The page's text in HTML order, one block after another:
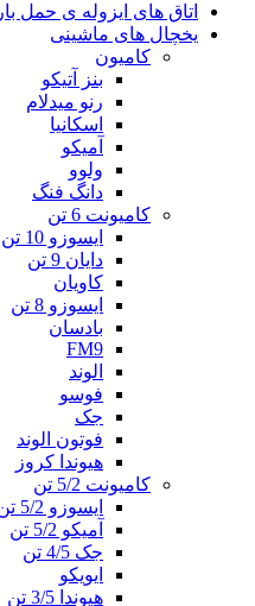
اتاق های ایزوله ی حمل بار
یخچال های ماشینی
کامیون
بنز آتیکو
رنو میدلام
اسکانیا
آمیکو
ولوو
دانگ فنگ
کامیونت 6 تن
ایسوزو 10 تن
دایان 9 تن
کاویان
ایسوزو 8 تن
بادسان
FM9
الوند
فوسو
جک
فوتون الوند
هیوندا کروز
کامیونت 5/2 تن
ایسوزو 5/2 تن
آمیکو 5/2 تن
جک 4/5 تن
ایویکو
هیوندا 3/5 تن